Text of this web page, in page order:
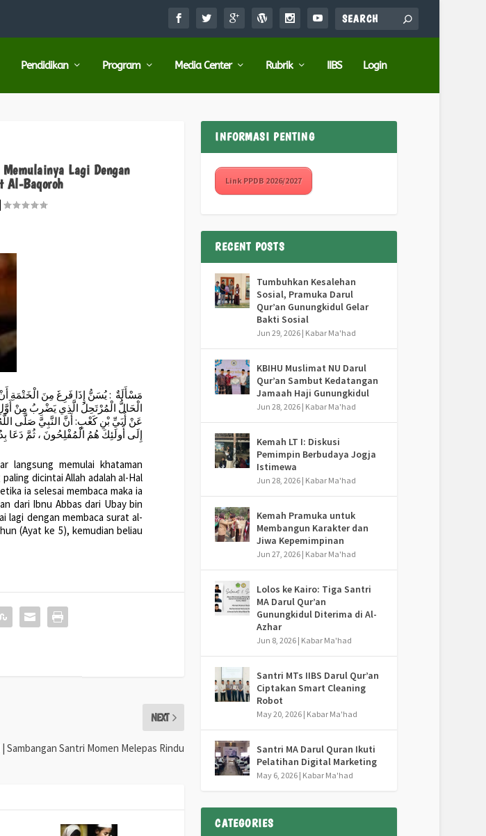
Pendidikan Program Media Center Rubrik IIBS Login
Lagi Dengan
Al-Baqoroh
مَسْأَلَةٌ : يُسَنُّ إِذَا فَرِغَ مِنَ الْخَتْمَةِ
الْحَالُّ الْمُرْتَحِلُ الَّذِي يَضْرِبُ مِنْ
عَنْ أُبَيِّ بْنِ كَعْبٍ: أَنَّ النَّبِيَّ صَلَّى
إِلَى أُولَئِكَ هُمُ الْمُفْلِحُونَ ، ثُمَّ دَعَا
langsung memulai khataman
dicintai Allah adalah al-Hal
ia selesai membaca maka ia
dari Ibnu Abbas dari Ubay bin
lagi dengan membaca surat al-
(Ayat ke 5), kemudian beliau
NEXT
| Sambangan Santri Momen Melepas Rindu
INFORMASI PENTING
Link PPDB 2026/2027
RECENT POSTS
Tumbuhkan Kesalehan
Sosial, Pramuka Darul
Qur’an Gunungkidul Gelar
Bakti Sosial
Jun 29, 2026 | Kabar Ma'had
KBIHU Muslimat NU Darul
Qur’an Sambut Kedatangan
Jamaah Haji Gunungkidul
Jun 28, 2026 | Kabar Ma'had
Kemah LT I: Diskusi
Pemimpin Berbudaya Jogja
Istimewa
Jun 28, 2026 | Kabar Ma'had
Kemah Pramuka untuk
Membangun Karakter dan
Jiwa Kepemimpinan
Jun 27, 2026 | Kabar Ma'had
Lolos ke Kairo: Tiga Santri
MA Darul Qur’an
Gunungkidul Diterima di Al-
Azhar
Jun 8, 2026 | Kabar Ma'had
Santri MTs IIBS Darul Qur’an
Ciptakan Smart Cleaning
Robot
May 20, 2026 | Kabar Ma'had
Santri MA Darul Quran Ikuti
Pelatihan Digital Marketing
May 6, 2026 | Kabar Ma'had
CATEGORIES